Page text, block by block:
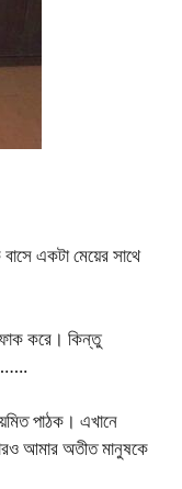
একটা মেয়ের সাথে
ফাক করে। কিন্তু
পাঠক। এখানে
আমার অতীত মানুষকে